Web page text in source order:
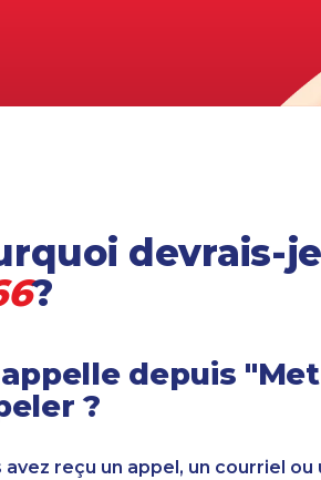
devrais-
?
depuis
?
avez reçu un appel, un courriel